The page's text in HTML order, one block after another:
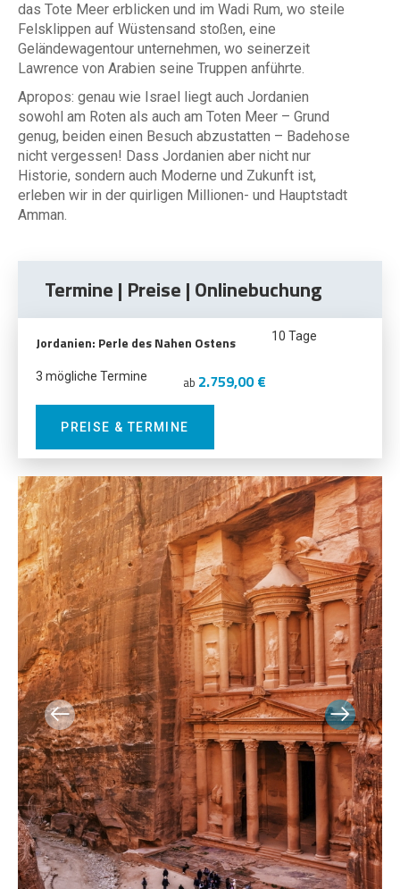
das Tote Meer erblicken und im Wadi Rum, wo steile
Felsklippen auf Wüstensand stoßen, eine
Geländewagentour unternehmen, wo seinerzeit
Lawrence von Arabien seine Truppen anführte.
Apropos: genau wie Israel liegt auch Jordanien
sowohl am Roten als auch am Toten Meer – Grund
genug, beiden einen Besuch abzustatten – Badehose
nicht vergessen! Dass Jordanien aber nicht nur
Historie, sondern auch Moderne und Zukunft ist,
erleben wir in der quirligen Millionen- und Hauptstadt
Amman.
Termine | Preise | Onlinebuchung
Jordanien: Perle des Nahen Ostens 10 Tage
3 mögliche Termine ab 2.759,00 €
PREISE & TERMINE